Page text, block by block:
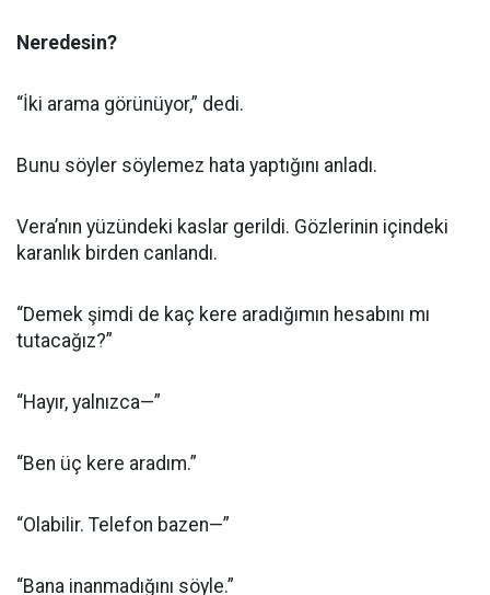
Neredesin?
“İki arama görünüyor,” dedi.
Bunu söyler söylemez hata yaptığını anladı.
Vera’nın yüzündeki kaslar gerildi. Gözlerinin içindeki
karanlık birden canlandı.
“Demek şimdi de kaç kere aradığımın hesabını mı
tutacağız?”
“Hayır, yalnızca—”
“Ben üç kere aradım.”
“Olabilir. Telefon bazen—”
“Bana inanmadığını söyle.”